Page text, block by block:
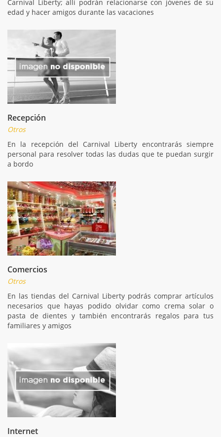
Carnival Liberty; allí podrán relacionarse con jóvenes de su
edad y hacer amigos durante las vacaciones
Recepción
Otros
En la recepción del Carnival Liberty encontrarás siempre
personal para resolver todas las dudas que te puedan surgir
a bordo
Comercios
Otros
En las tiendas del Carnival Liberty podrás comprar artículos
necesarios que hayas podido olvidar como crema solar o
pasta de dientes y también encontrarás regalos para tus
familiares y amigos
Internet